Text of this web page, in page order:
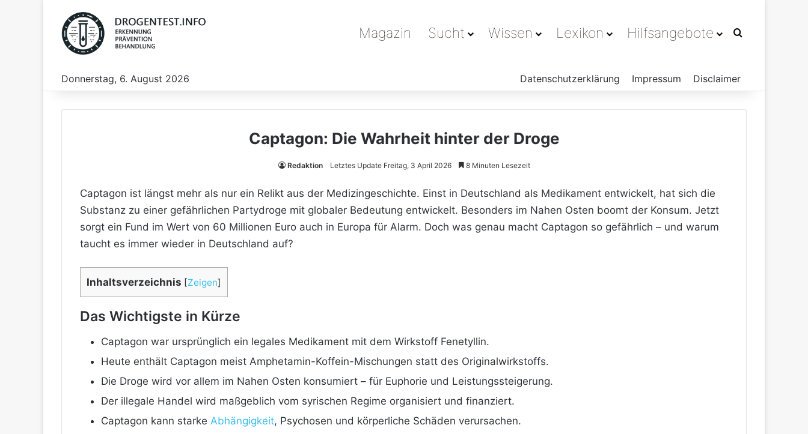
Magazin Sucht Wissen Lexikon Hilfsangebote Suchen nach
Donnerstag, 6. August 2026 Datenschutzerklärung Impressum Disclaimer
Captagon: Die Wahrheit hinter der Droge
Redaktion Letztes Update Freitag, 3 April 2026 8 Minuten Lesezeit
Captagon ist längst mehr als nur ein Relikt aus der Medizingeschichte. Einst in Deutschland als Medikament entwickelt, hat sich die
Substanz zu einer gefährlichen Partydroge mit globaler Bedeutung entwickelt. Besonders im Nahen Osten boomt der Konsum. Jetzt
sorgt ein Fund im Wert von 60 Millionen Euro auch in Europa für Alarm. Doch was genau macht Captagon so gefährlich – und warum
taucht es immer wieder in Deutschland auf?
Inhaltsverzeichnis [Zeigen]
Das Wichtigste in Kürze
Captagon war ursprünglich ein legales Medikament mit dem Wirkstoff Fenetyllin.
Heute enthält Captagon meist Amphetamin-Koffein-Mischungen statt des Originalwirkstoffs.
Die Droge wird vor allem im Nahen Osten konsumiert – für Euphorie und Leistungssteigerung.
Der illegale Handel wird maßgeblich vom syrischen Regime organisiert und finanziert.
Captagon kann starke Abhängigkeit, Psychosen und körperliche Schäden verursachen.